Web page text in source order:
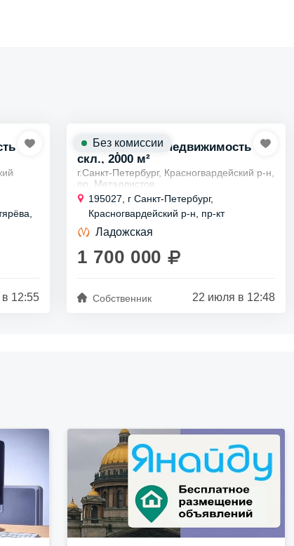
12:55
Коммерческая недвижимость
скл., 2000 м²
г.Санкт-Петербург, Красногвардейский р-н,
пр. Металлистов.
Ближайшее метро: ст.м. Ладожская
Аренда отапливаемого помещения под
склад-производство общей площадью...
195027, г Санкт-Петербург,
Красногвардейский р-н, пр-кт
Металлистов, д 3
Ладожская
1 700 000
Собственник 22 июля в 12:48
Без комиссии